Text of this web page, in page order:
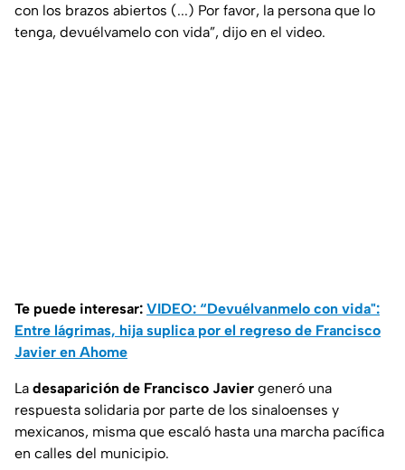
con los brazos abiertos (...) Por favor, la persona que lo
tenga, devuélvamelo con vida”, dijo en el video.
Te puede interesar: VIDEO: “Devuélvanmelo con vida":
Entre lágrimas, hija suplica por el regreso de Francisco
Javier en Ahome
La desaparición de Francisco Javier generó una
respuesta solidaria por parte de los sinaloenses y
mexicanos, misma que escaló hasta una marcha pacífica
en calles del municipio.